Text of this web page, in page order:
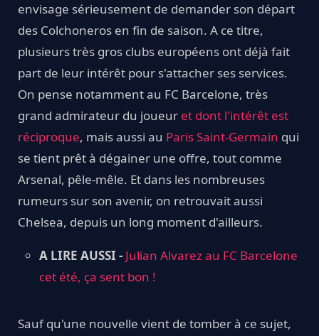
envisage sérieusement de demander son départ
des Colchoneros en fin de saison. A ce titre,
plusieurs très gros clubs européens ont déjà fait
part de leur intérêt pour s'attacher ses services.
On pense notamment au FC Barcelone, très
grand admirateur du joueur et dont l'intérêt est
réciproque, mais aussi au Paris Saint-Germain qui
se tient prêt à dégainer une offre, tout comme
Arsenal, pêle-mêle. Et dans les nombreuses
rumeurs sur son avenir, on retrouvait aussi
Chelsea, depuis un long moment d'ailleurs.
A LIRE AUSSI - Julian Alvarez au FC Barcelone
cet été, ça sent bon !
Sauf qu'une nouvelle vient de tomber à ce sujet,